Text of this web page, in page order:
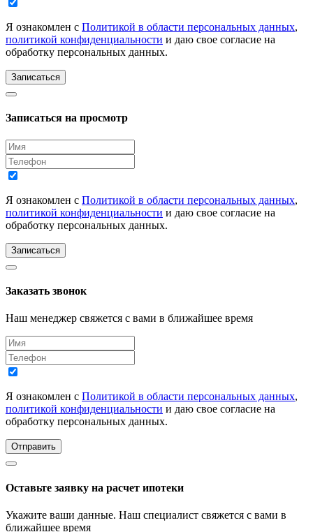
Я ознакомлен с Политикой в области персональных данных,
политикой конфиденциальности и даю свое согласие на
обработку персональных данных.
Записаться
Записаться на просмотр
Я ознакомлен с Политикой в области персональных данных,
политикой конфиденциальности и даю свое согласие на
обработку персональных данных.
Записаться
Заказать звонок
Наш менеджер свяжется с вами в ближайшее время
Я ознакомлен с Политикой в области персональных данных,
политикой конфиденциальности и даю свое согласие на
обработку персональных данных.
Отправить
Оставьте заявку на расчет ипотеки
Укажите ваши данные. Наш специалист свяжется с вами в
ближайшее время